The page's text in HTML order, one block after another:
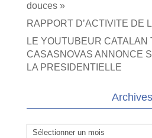
douces »
RAPPORT D’ACTIVITE DE
LE YOUTUBEUR CATALAN
CASASNOVAS ANNONCE
LA PRESIDENTIELLE
Archives
Archives